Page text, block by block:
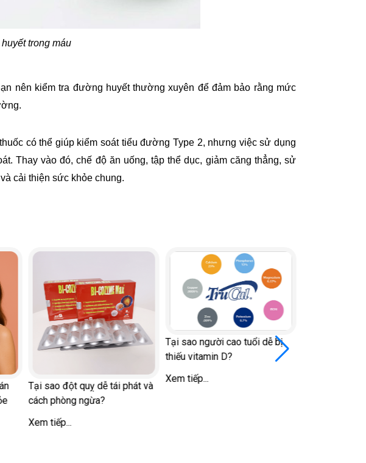
trong máu
nên kiểm tra đường huyết thường xuyên để đảm bảo rằng mức
có thể giúp kiểm soát tiểu đường Type 2, nhưng việc sử dụng
Thay vào đó, chế độ ăn uống, tập thể dục, giảm căng thẳng, sử
cải thiện sức khỏe chung.
Tại sao đột quỵ dễ tái phát và
cách phòng ngừa?
Xem tiếp...
Tại sao người cao tuổi dễ bị
thiếu vitamin D?
Xem tiếp...